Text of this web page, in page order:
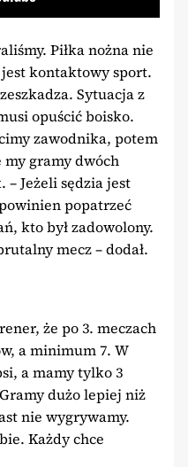
Piłka nożna nie
kontaktowy sport.
Sytuacja z
opuścić boisko.
zawodnika, potem
gramy dwóch
– Jeżeli sędzia jest
popatrzeć
kto był zadowolony.
mecz – dodał.
że po 3. meczach
a minimum 7. W
a mamy tylko 3
dużo lepiej niż
nie wygrywamy.
Każdy chce